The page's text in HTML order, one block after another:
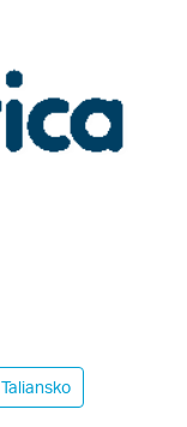
Taliansko